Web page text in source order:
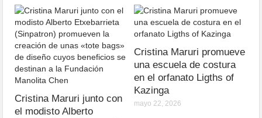
Cristina Maruri junto con
el modisto Alberto
Cristina Maruri promueve
una escuela de costura
en el orfanato Ligths of
Kazinga
mayo 22, 2026